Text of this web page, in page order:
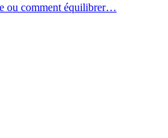
ou comment équilibrer…